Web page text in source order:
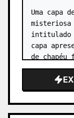
Uma capa
misteriosa
intitulado
capa
de chapéu
um beco